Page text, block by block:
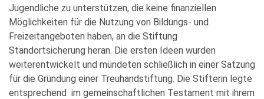
Jugendliche zu unterstützen, die keine finanziellen
Möglichkeiten für die Nutzung von Bildungs- und
Freizeitangeboten haben, an die Stiftung
Standortsicherung heran. Die ersten Ideen wurden
weiterentwickelt und mündeten schließlich in einer Satzung
für die Gründung einer Treuhandstiftung. Die Stifterin legte
entsprechend im gemeinschaftlichen Testament mit ihrem